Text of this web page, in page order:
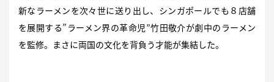
新なラーメンを次々世に送り出し、シンガポールでも８店舗
を展開する”ラーメン界の革命児”竹田敬介が劇中のラーメン
を監修。まさに両国の文化を背負う才能が集結した。